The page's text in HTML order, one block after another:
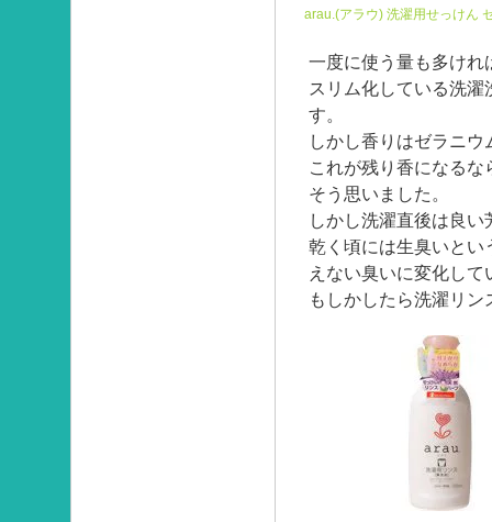
arau.(アラウ) 洗濯用せっけん
一度に使う量も多けれ
スリム化している洗
す。
しかし香りはゼラニウ
これが残り香になる
そう思いました。
しかし洗濯直後は良
乾く頃には生臭いとい
えない臭いに変化して
もしかしたら洗濯リ